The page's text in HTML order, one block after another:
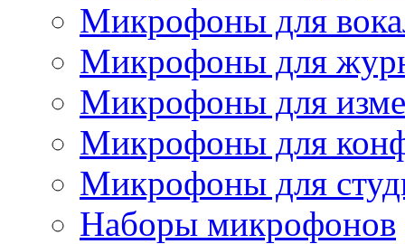
Микрофоны для
Микрофоны для
Микрофоны для
Микрофоны для
Микрофоны для
Наборы микрофонов